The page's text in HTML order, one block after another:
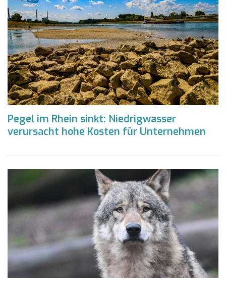
Pegel im Rhein sinkt: Niedrigwasser
verursacht hohe Kosten für Unternehmen